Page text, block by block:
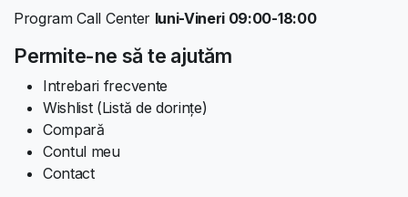
Program Call Center luni-Vineri 09:00-18:00
Permite-ne să te ajutăm
Intrebari frecvente
Wishlist (Listă de dorințe)
Compară
Contul meu
Contact